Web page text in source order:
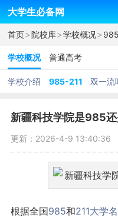
大学生必备网
首页>院校库>学校概况>
学校概况 普通高考
学校介绍 985-211 双一流
新疆科技学院是985还
更新：2026-4-9 13:40:36
根据全国985和211大学